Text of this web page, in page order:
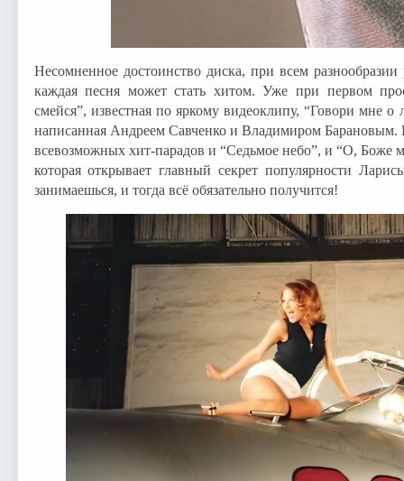
Несомненное достоинство диска, при всем
каждая песня может стать хитом. Уже при первом
смейся”, известная по яркому видеоклипу, “Говори мне
написанная Андреем Савченко и Владимиром
всевозможных хит-парадов и “Седьмое небо”, и “О, Боже
которая открывает главный секрет популярности
занимаешься, и тогда всё обязательно получится!